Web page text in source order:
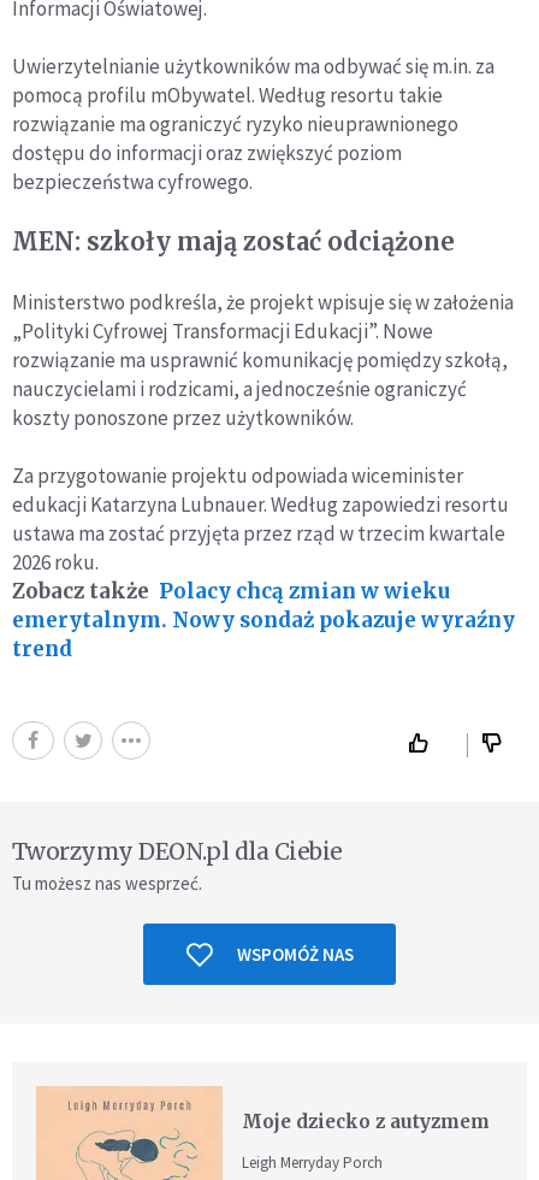
Informacji Oświatowej.
Uwierzytelnianie użytkowników ma odbywać się m.in. za
pomocą profilu mObywatel. Według resortu takie
rozwiązanie ma ograniczyć ryzyko nieuprawnionego
dostępu do informacji oraz zwiększyć poziom
bezpieczeństwa cyfrowego.
MEN: szkoły mają zostać odciążone
Ministerstwo podkreśla, że projekt wpisuje się w założenia
„Polityki Cyfrowej Transformacji Edukacji”. Nowe
rozwiązanie ma usprawnić komunikację pomiędzy szkołą,
nauczycielami i rodzicami, a jednocześnie ograniczyć
koszty ponoszone przez użytkowników.
Za przygotowanie projektu odpowiada wiceminister
edukacji Katarzyna Lubnauer. Według zapowiedzi resortu
ustawa ma zostać przyjęta przez rząd w trzecim kwartale
2026 roku.
Zobacz także Polacy chcą zmian w wieku
emerytalnym. Nowy sondaż pokazuje wyraźny
trend
Tworzymy DEON.pl dla Ciebie
Tu możesz nas wesprzeć.
WSPOMÓŻ NAS
Moje dziecko z autyzmem
Leigh Merryday Porch